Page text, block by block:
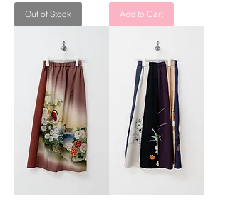
Out of Stock Add to Cart